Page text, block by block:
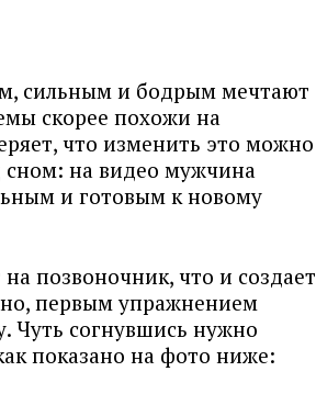
сильным и бодрым мечтают
скорее похожи на
что изменить это можно
на видео мужчина
и готовым к новому
позвоночник, что и создает
первым упражнением
Чуть согнувшись нужно
показано на фото ниже: